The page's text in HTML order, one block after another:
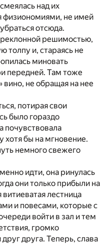
над их
физиономиями, не имей
отсюда.
решимостью,
толпу и, стараясь не
миновать
передней. Там тоже
не обращая на нее
потирая свои
было гораздо
почувствовала
хотя бы на мгновение.
немного свежего
идти, она ринулась
они только прибыли на
лестница
и повесами, которые с
войти в зал и тем
громко
друга. Теперь, слава